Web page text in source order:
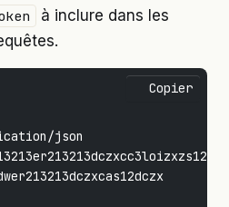
à inclure dans les
json
Copier